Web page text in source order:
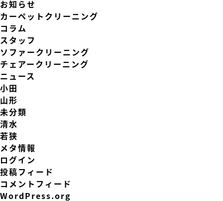
お知らせ
カーペットクリーニング
コラム
スタッフ
ソファークリーニング
チェアークリーニング
ニュース
小田
山形
未分類
清水
若狭
メタ情報
ログイン
投稿フィード
コメントフィード
WordPress.org